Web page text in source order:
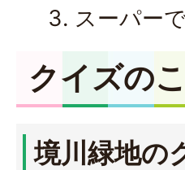
スーパー
クイズの
境川緑地の